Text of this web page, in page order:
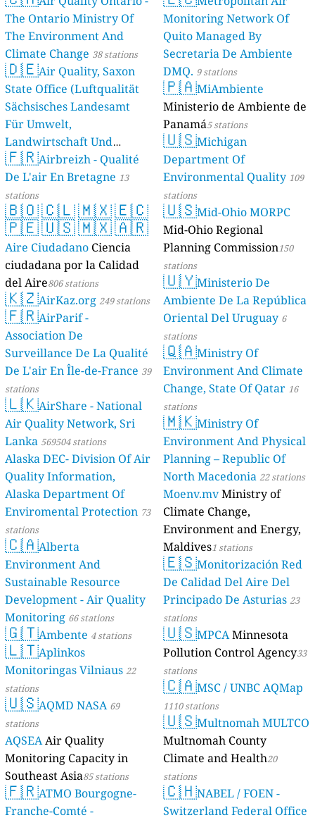
The Ontario Ministry Of
The Environment And
Climate Change 38 stations
🇩🇪Air Quality, Saxon
State Office (Luftqualität
Sächsisches Landesamt
Für Umwelt,
Landwirtschaft Und
Geologie) 50 stations
🇫🇷Airbreizh - Qualité
De L'air En Bretagne 13
stations
🇧🇴🇨🇱🇲🇽🇪🇨
🇵🇪🇺🇸🇲🇽🇦🇷
Aire Ciudadano Ciencia
ciudadana por la Calidad
del Aire806 stations
🇰🇿AirKaz.org 249 stations
🇫🇷AirParif -
Association De
Surveillance De La Qualité
De L'air En Île-de-France 39
stations
🇱🇰AirShare - National
Air Quality Network, Sri
Lanka 569504 stations
Alaska DEC- Division Of Air
Quality Information,
Alaska Department Of
Enviromental Protection 73
stations
🇨🇦Alberta
Environment And
Sustainable Resource
Development - Air Quality
Monitoring 66 stations
🇬🇹Ambente 4 stations
🇱🇹Aplinkos
Monitoringas Vilniaus 22
stations
🇺🇸AQMD NASA 69
stations
AQSEAAir Quality
Monitoring Capacity in
Southeast Asia85 stations
🇫🇷ATMO Bourgogne-
Franche-Comté -
Monitoring Network Of
Quito Managed By
Secretaria De Ambiente
DMQ. 9 stations
🇵🇦MiAmbiente
Ministerio de Ambiente de
Panamá5 stations
🇺🇸Michigan
Department Of
Environmental Quality 109
stations
🇺🇸Mid-Ohio MORPC
Mid-Ohio Regional
Planning Commission150
stations
🇺🇾Ministerio De
Ambiente De La República
Oriental Del Uruguay 6
stations
🇶🇦Ministry Of
Environment And Climate
Change, State Of Qatar 16
stations
🇲🇰Ministry Of
Environment And Physical
Planning – Republic Of
North Macedonia 22 stations
Moenv.mvMinistry of
Climate Change,
Environment and Energy,
Maldives1 stations
🇪🇸Monitorización Red
De Calidad Del Aire Del
Principado De Asturias 23
stations
🇺🇸MPCAMinnesota
Pollution Control Agency33
stations
🇨🇦MSC / UNBC AQMap
1110 stations
🇺🇸Multnomah MULTCO
Multnomah County
Climate and Health20
stations
🇨🇭NABEL / FOEN -
Switzerland Federal Office